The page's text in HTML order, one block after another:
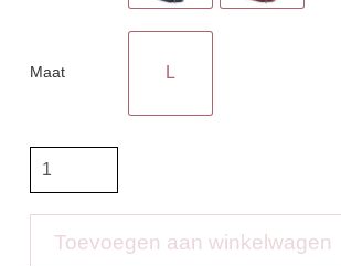
Maat L
aantalToevoegen aan winkelwagen